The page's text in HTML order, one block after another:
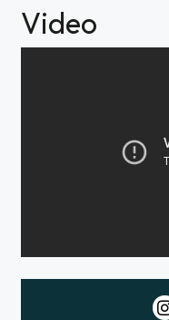
web
Video